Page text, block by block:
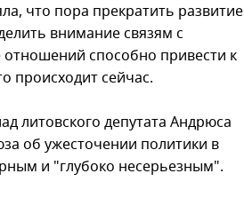
что пора прекратить развитие
внимание связям с
способно привести к
происходит сейчас.
литовского депутата Андрюса
об ужесточении политики в
и "глубоко несерьезным".